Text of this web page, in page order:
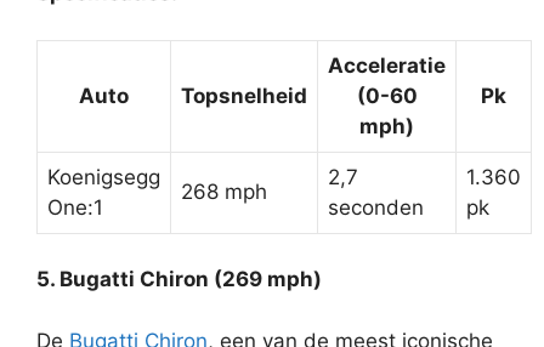
Auto Topsnelheid
Acceleratie
(0-60
mph)
Pk
Koenigsegg
One:1
268 mph
2,7
seconden
1.360
pk
5. Bugatti Chiron (269 mph)
De Bugatti Chiron, een van de meest iconische